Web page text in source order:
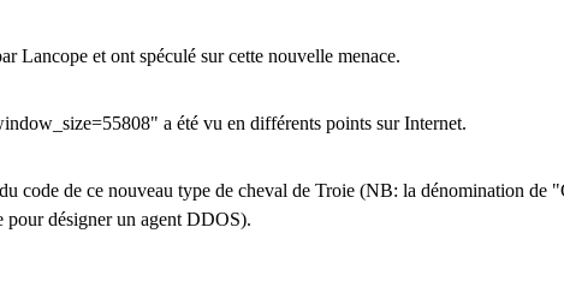
Lancope et ont spéculé sur cette nouvelle menace.
a été vu en différents points sur Internet.
code de ce nouveau type de cheval de Troie (NB: la dénomination de
pour désigner un agent DDOS).